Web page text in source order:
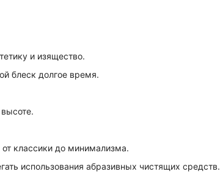
и изящество.
блеск долгое время.
классики до минимализма.
использования абразивных чистящих средств.